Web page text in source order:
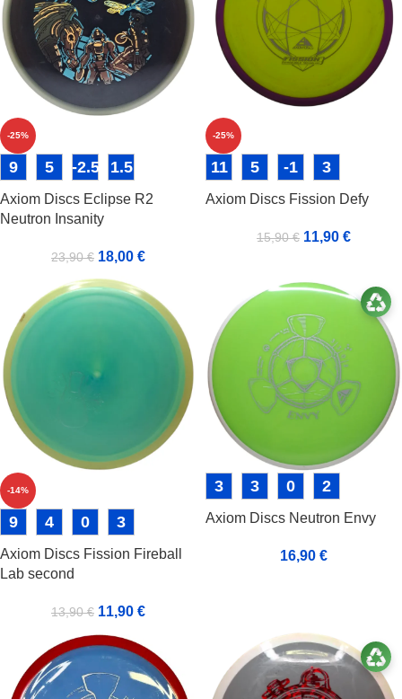
-25%
9 5 -2.5 1.5
Axiom Discs Eclipse R2
Neutron Insanity
23,90€ 18,00 €
-25%
11 5 -1 3
Axiom Discs Fission Defy
15,90€ 11,90 €
-14%
9 4 0 3
Axiom Discs Fission Fireball
Lab second
13,90€ 11,90 €
3 3 0 2
Axiom Discs Neutron Envy
16,90 €